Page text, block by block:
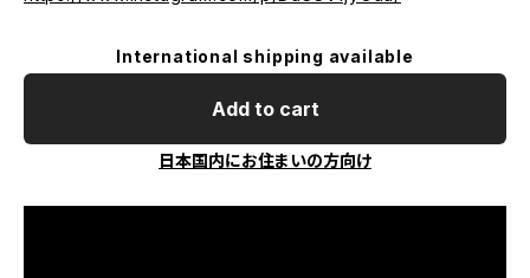
International shipping available
Add to cart
日本国内にお住まいの方向け